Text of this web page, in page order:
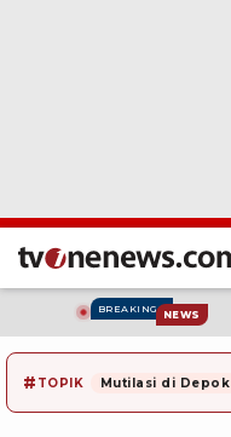
BREAKING NEWS
# TOPIK Mutilasi di Depok